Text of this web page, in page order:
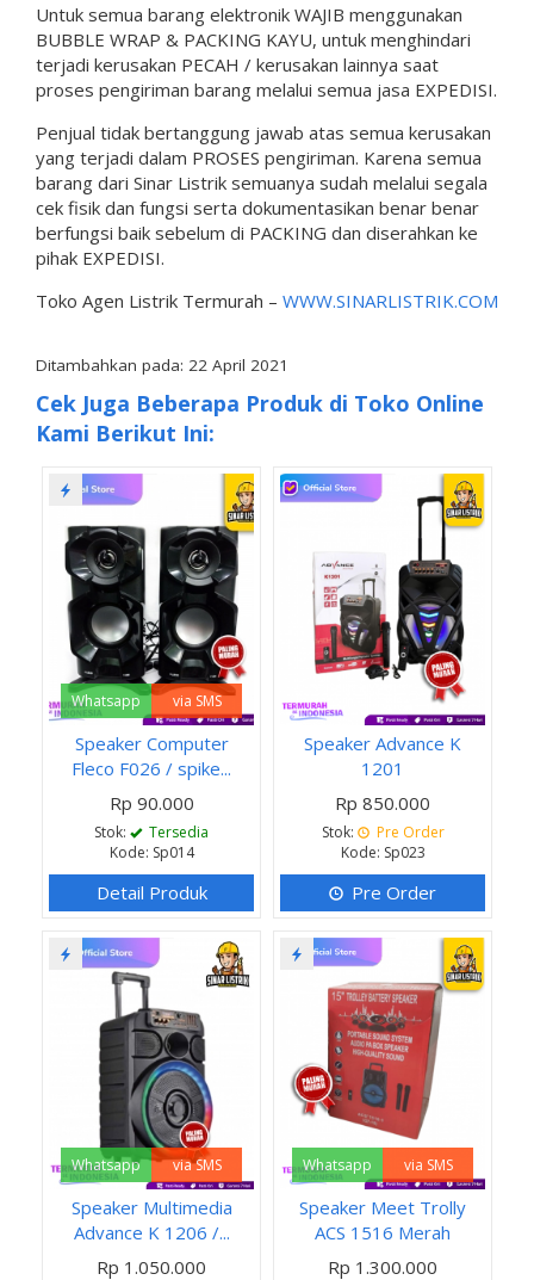
Untuk semua barang elektronik WAJIB menggunakan
BUBBLE WRAP & PACKING KAYU, untuk menghindari
terjadi kerusakan PECAH / kerusakan lainnya saat
proses pengiriman barang melalui semua jasa EXPEDISI.
Penjual tidak bertanggung jawab atas semua kerusakan
yang terjadi dalam PROSES pengiriman. Karena semua
barang dari Sinar Listrik semuanya sudah melalui segala
cek fisik dan fungsi serta dokumentasikan benar benar
berfungsi baik sebelum di PACKING dan diserahkan ke
pihak EXPEDISI.
Toko Agen Listrik Termurah – WWW.SINARLISTRIK.COM
Ditambahkan pada: 22 April 2021
Cek Juga Beberapa Produk di Toko Online
Kami Berikut Ini:
Whatsapp via SMS
Speaker Computer
Fleco F026 / spike...
Rp 90.000
Stok:
Tersedia
Kode: Sp014
Detail Produk
Speaker Advance K
1201
Rp 850.000
Stok:
Pre Order
Kode: Sp023
Pre Order
Whatsapp via SMS
Speaker Multimedia
Advance K 1206 /...
Rp 1.050.000
Whatsapp via SMS
Speaker Meet Trolly
ACS 1516 Merah
Rp 1.300.000